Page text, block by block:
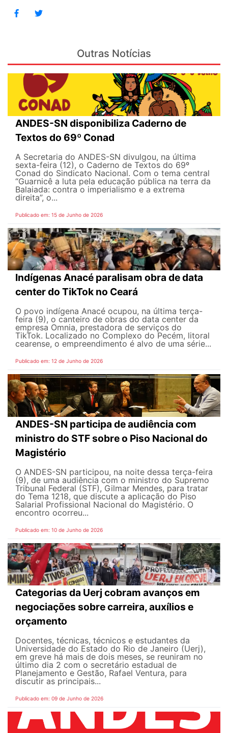
Outras Notícias
ANDES-SN disponibiliza Caderno de
Textos do 69º Conad
A Secretaria do ANDES-SN divulgou, na última
sexta-feira (12), o Caderno de Textos do 69º
Conad do Sindicato Nacional. Com o tema central
“Guarnicê a luta pela educação pública na terra da
Balaiada: contra o imperialismo e a extrema
direita”, o...
Publicado em: 15 de Junho de 2026
Indígenas Anacé paralisam obra de data
center do TikTok no Ceará
O povo indígena Anacé ocupou, na última terça-
feira (9), o canteiro de obras do data center da
empresa Omnia, prestadora de serviços do
TikTok. Localizado no Complexo do Pecém, litoral
cearense, o empreendimento é alvo de uma série...
Publicado em: 12 de Junho de 2026
ANDES-SN participa de audiência com
ministro do STF sobre o Piso Nacional do
Magistério
O ANDES-SN participou, na noite dessa terça-feira
(9), de uma audiência com o ministro do Supremo
Tribunal Federal (STF), Gilmar Mendes, para tratar
do Tema 1218, que discute a aplicação do Piso
Salarial Profissional Nacional do Magistério. O
encontro ocorreu...
Publicado em: 10 de Junho de 2026
Categorias da Uerj cobram avanços em
negociações sobre carreira, auxílios e
orçamento
Docentes, técnicas, técnicos e estudantes da
Universidade do Estado do Rio de Janeiro (Uerj),
em greve há mais de dois meses, se reuniram no
último dia 2 com o secretário estadual de
Planejamento e Gestão, Rafael Ventura, para
discutir as principais...
Publicado em: 09 de Junho de 2026